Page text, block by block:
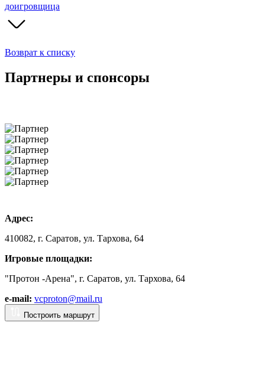
доигровщица
Возврат к списку
Партнеры и спонсоры
Адрес:
410082, г. Саратов, ул. Тархова, 64
Игровые площадки:
"Протон -Арена", г. Саратов, ул. Тархова, 64
e-mail: vcproton@mail.ru
Построить маршрут